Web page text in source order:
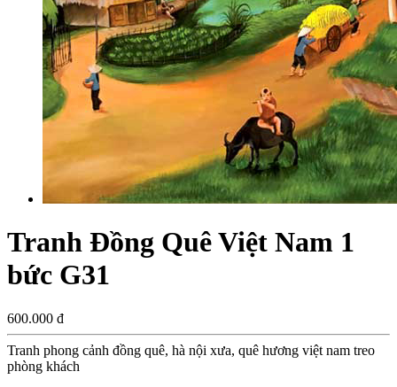
Tranh Đồng Quê Việt Nam 1
bức G31
600.000 đ
Tranh phong cảnh đồng quê, hà nội xưa, quê hương việt nam treo
phòng khách